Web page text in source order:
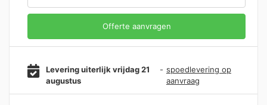
Offerte aanvragen
Levering uiterlijk vrijdag 21
augustus
- spoedlevering op
aanvraag